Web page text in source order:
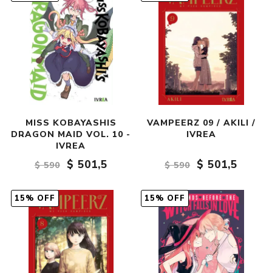
MISS KOBAYASHIS
DRAGON MAID VOL. 10 -
IVREA
$ 590
$ 501,5
VAMPEERZ 09 / AKILI /
IVREA
$ 590 $ 501,5
15% OFF 15% OFF